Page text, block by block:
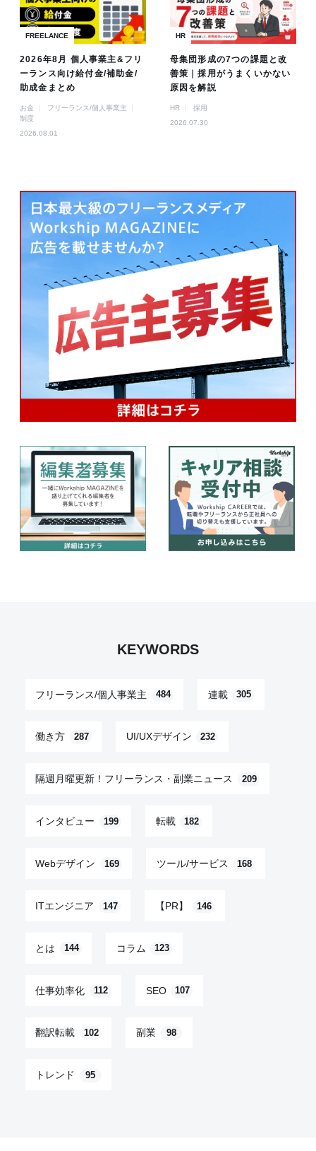
FREELANCE
2026年8月 個人事業主&フリ
ーランス向け給付金/補助金/
助成金まとめ
お金
フリーランス/個人事業主
制度
2026.08.01
HR
母集団形成の7つの課題と改
善策｜採用がうまくいかない
原因を解説
HR
採用
2026.07.30
KEYWORDS
フリーランス/個人事業主 484 連載 305
働き方 287 UI/UXデザイン 232
隔週月曜更新！フリーランス・副業ニュース 209
インタビュー 199 転載 182
Webデザイン 169 ツール/サービス 168
ITエンジニア 147 【PR】 146
とは 144 コラム 123
仕事効率化 112 SEO 107
翻訳転載 102 副業 98
トレンド 95